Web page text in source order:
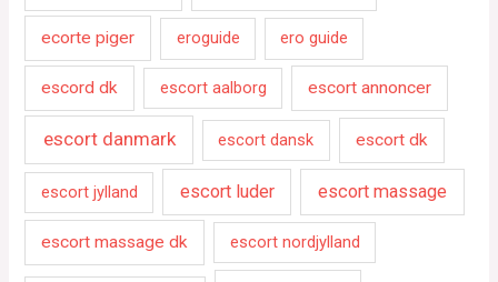
ecorte piger eroguide ero guide
escord dk escort aalborg escort annoncer
escort danmark escort dansk escort dk
escort jylland escort luder escort massage
escort massage dk escort nordjylland